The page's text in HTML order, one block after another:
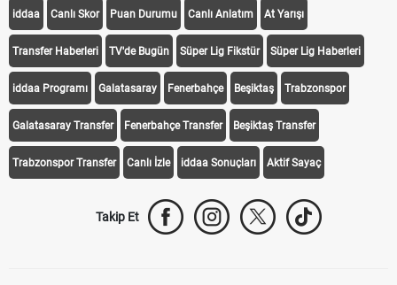
iddaa Canlı Skor Puan Durumu Canlı Anlatım At Yarışı
Transfer Haberleri TV'de Bugün Süper Lig Fikstür Süper Lig Haberleri
iddaa Programı Galatasaray Fenerbahçe Beşiktaş Trabzonspor
Galatasaray Transfer Fenerbahçe Transfer Beşiktaş Transfer
Trabzonspor Transfer Canlı İzle iddaa Sonuçları Aktif Sayaç
Takip Et